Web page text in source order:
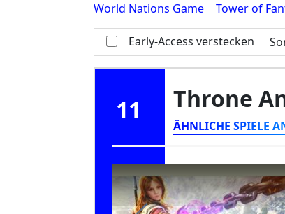
World Nations Game
Tower of
Early-Access verstecken
11 Throne
ÄHNLICHE SPIELE